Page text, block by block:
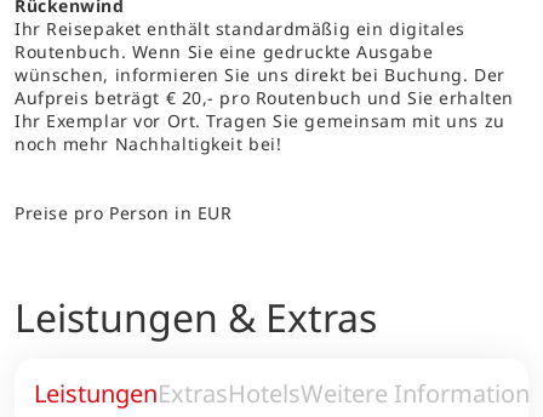
Rückenwind
Ihr Reisepaket enthält standardmäßig ein digitales
Routenbuch. Wenn Sie eine gedruckte Ausgabe
wünschen, informieren Sie uns direkt bei Buchung. Der
Aufpreis beträgt € 20,- pro Routenbuch und Sie erhalten
Ihr Exemplar vor Ort. Tragen Sie gemeinsam mit uns zu
noch mehr Nachhaltigkeit bei!
Preise pro Person in EUR
Leistungen & Extras
LeistungenExtrasHotelsWeitere